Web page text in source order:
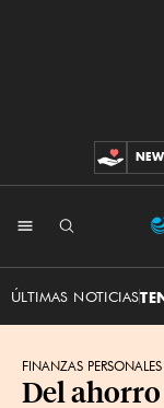
ÚLTIMAS NOTICIAS
FINANZAS PERSONALES
Del